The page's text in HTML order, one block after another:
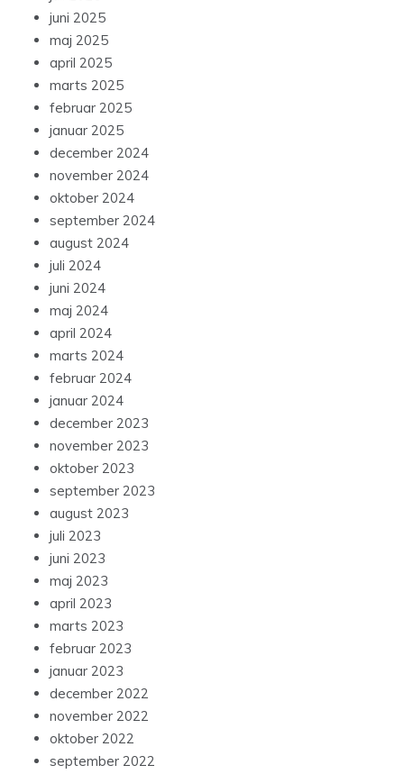
juni 2025
maj 2025
april 2025
marts 2025
februar 2025
januar 2025
december 2024
november 2024
oktober 2024
september 2024
august 2024
juli 2024
juni 2024
maj 2024
april 2024
marts 2024
februar 2024
januar 2024
december 2023
november 2023
oktober 2023
september 2023
august 2023
juli 2023
juni 2023
maj 2023
april 2023
marts 2023
februar 2023
januar 2023
december 2022
november 2022
oktober 2022
september 2022